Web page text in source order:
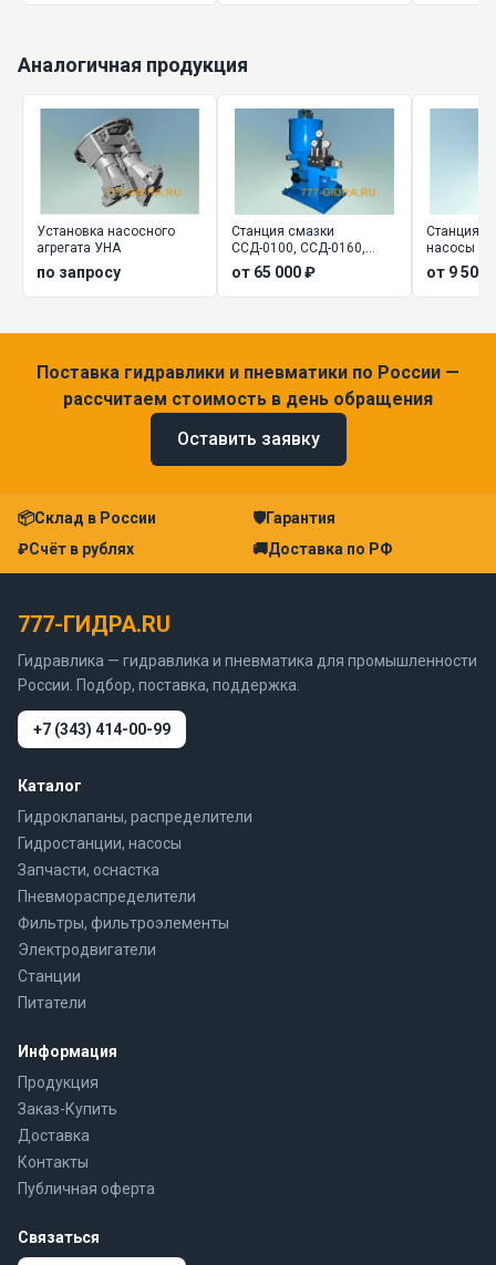
Аналогичная продукция
Установка насосного
агрегата УНА
по запросу
Станция смазки
ССД-0100, ССД-0160,
ССД-0630
от 65 000 ₽
Станция
насосы
для
от 9 500
Поставка гидравлики и пневматики по России —
рассчитаем стоимость в день обращения
Оставить заявку
📦Склад в России 🛡Гарантия
₽Счёт в рублях 🚚Доставка по РФ
777-ГИДРА.RU
Гидравлика — гидравлика и пневматика для промышленности
России. Подбор, поставка, поддержка.
+7 (343) 414-00-99
Каталог
Гидроклапаны, распределители
Гидростанции, насосы
Запчасти, оснастка
Пневмораспределители
Фильтры, фильтроэлементы
Электродвигатели
Станции
Питатели
Информация
Продукция
Заказ-Купить
Доставка
Контакты
Публичная оферта
Связаться